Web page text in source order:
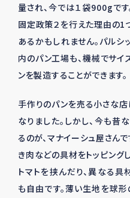
量され、今では１袋900gで
固定政策２を行えた理由の1
あるかもしれません。パル
内のパン工場も、機械でサ
ンを製造することができます。
手作りのパンを売る小さな店
なりました。しかし、今も
るのが、マナイーシュ屋さん
き肉などの具材をトッピング
トマトを挟んだり、異なる
も自由です。薄い生地を球